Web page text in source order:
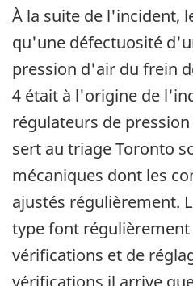
À la suite de l'incident,
qu'une défectuosité
pression d'air du frein
4 était à l'origine de
régulateurs de
sert au triage Toronto
mécaniques dont les
ajustés régulièrement.
type font
vérifications et de
vérifications il arrive